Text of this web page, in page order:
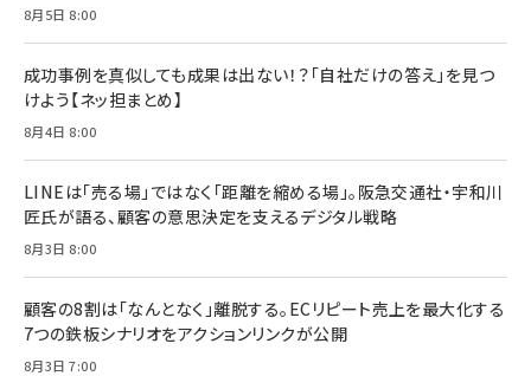
8月5日 8:00
成功事例を真似しても成果は出ない！？「自社だけの答え」を見つ
けよう【ネッ担まとめ】
8月4日 8:00
LINEは「売る場」ではなく「距離を縮める場」。阪急交通社・宇和川
匠氏が語る、顧客の意思決定を支えるデジタル戦略
8月3日 8:00
顧客の8割は「なんとなく」離脱する。ECリピート売上を最大化する
7つの鉄板シナリオをアクションリンクが公開
8月3日 7:00